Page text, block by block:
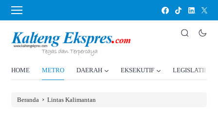
HOME METRO DAERAH EKSEKUTIF LEGISLATIF
Beranda › Lintas Kalimantan